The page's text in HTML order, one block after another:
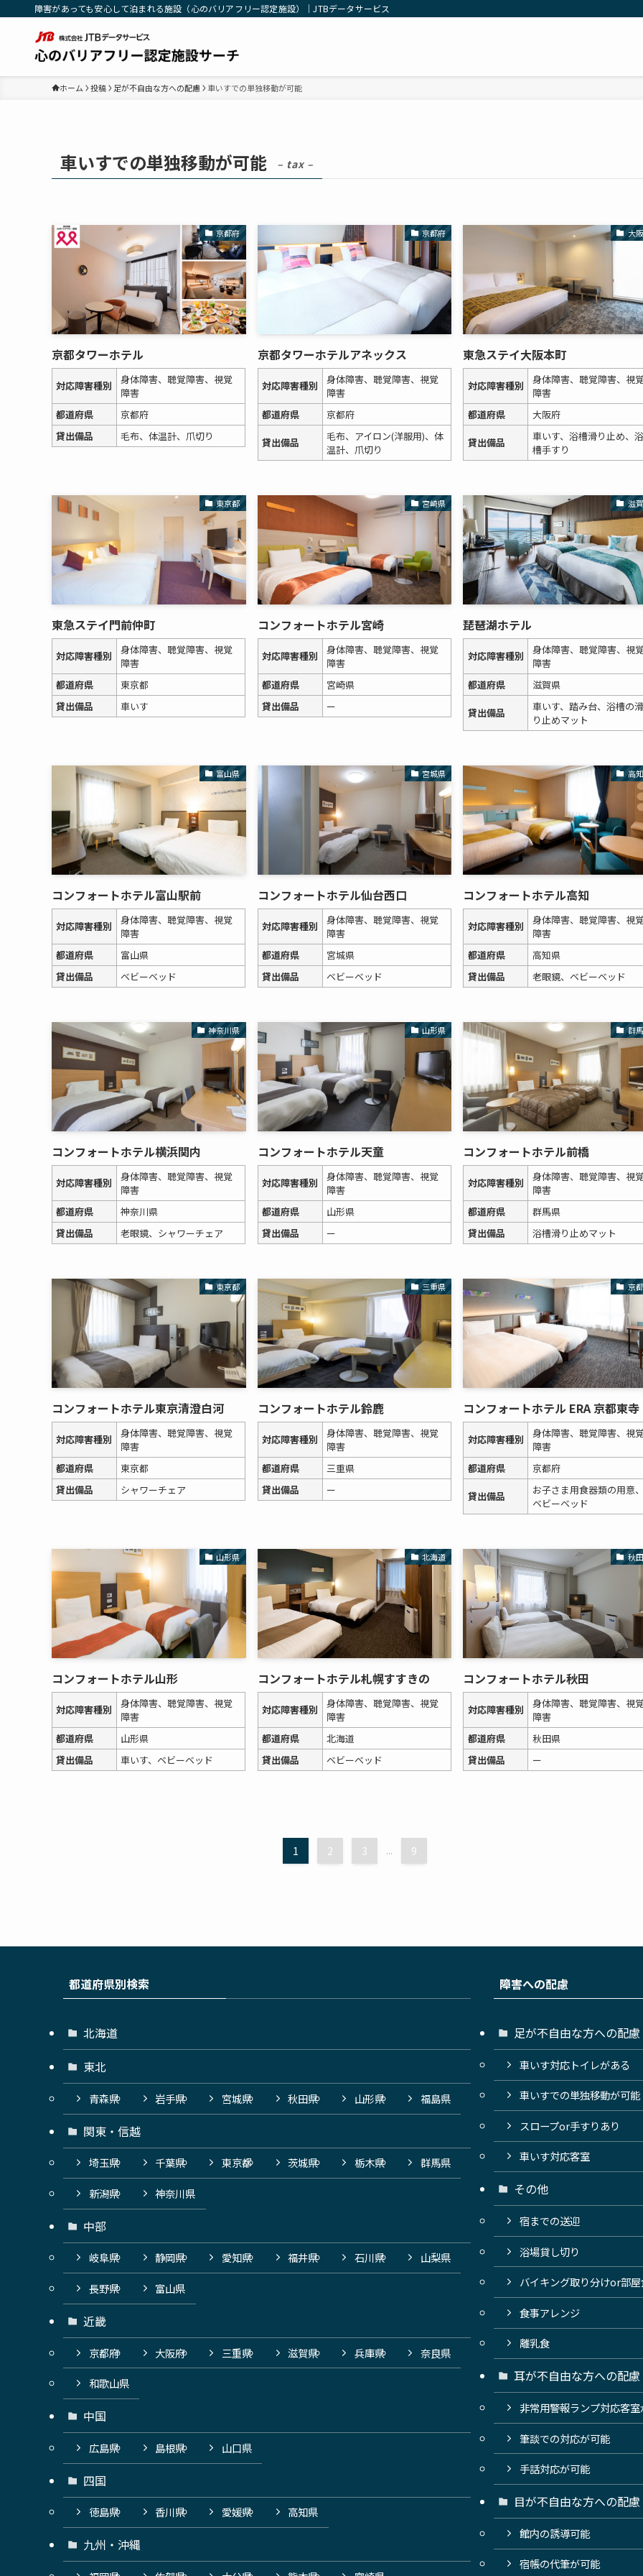
障害があっても安心して泊まれる施設（心のバリアフリー認定施設）｜JTBデータサービス
ホーム 投稿 足が不自由な方への配慮 車いすでの単独移動が可能
車いすでの単独移動が可能 – tax –
京都府
京都タワーホテル
対応障害種別
身体障害、聴覚障害、視覚
障害
都道府県
京都府
貸出備品
毛布、体温計、爪切り
京都府
京都タワーホテルアネックス
対応障害種別
身体障害、聴覚障害、視覚
障害
都道府県
京都府
貸出備品
毛布、アイロン(洋服用)、体
温計、爪切り
大
東急ステイ大阪本町
対応障害種別
身体障害、聴覚障害、視
障害
都道府県
大阪府
貸出備品
車いす、浴槽滑り止め、浴
槽手すり
東京都
東急ステイ門前仲町
対応障害種別
身体障害、聴覚障害、視覚
障害
都道府県
東京都
貸出備品
車いす
宮崎県
コンフォートホテル宮崎
対応障害種別
身体障害、聴覚障害、視覚
障害
都道府県
宮崎県
貸出備品
ー
滋
琵琶湖ホテル
対応障害種別
身体障害、聴覚障害、視
障害
都道府県
滋賀県
貸出備品
車いす、踏み台、浴槽の滑
り止めマット
富山県
コンフォートホテル富山駅前
対応障害種別
身体障害、聴覚障害、視覚
障害
都道府県
富山県
貸出備品
ベビーベッド
宮城県
コンフォートホテル仙台西口
対応障害種別
身体障害、聴覚障害、視覚
障害
都道府県
宮城県
貸出備品
ベビーベッド
高
コンフォートホテル高知
対応障害種別
身体障害、聴覚障害、視
障害
都道府県
高知県
貸出備品
老眼鏡、ベビーベッド
神奈川県
コンフォートホテル横浜関内
対応障害種別
身体障害、聴覚障害、視覚
障害
都道府県
神奈川県
貸出備品
老眼鏡、シャワーチェア
山形県
コンフォートホテル天童
対応障害種別
身体障害、聴覚障害、視覚
障害
都道府県
山形県
貸出備品
ー
群
コンフォートホテル前橋
対応障害種別
身体障害、聴覚障害、視
障害
都道府県
群馬県
貸出備品
浴槽滑り止めマット
東京都
コンフォートホテル東京清澄白河
対応障害種別
身体障害、聴覚障害、視覚
障害
都道府県
東京都
貸出備品
シャワーチェア
三重県
コンフォートホテル鈴鹿
対応障害種別
身体障害、聴覚障害、視覚
障害
都道府県
三重県
貸出備品
ー
京
コンフォートホテル ERA 京都東寺
対応障害種別
身体障害、聴覚障害、視
障害
都道府県
京都府
貸出備品
お子さま用食器類の用意
ベビーベッド
山形県
コンフォートホテル山形
対応障害種別
身体障害、聴覚障害、視覚
障害
都道府県
山形県
貸出備品
車いす、ベビーベッド
北海道
コンフォートホテル札幌すすきの
対応障害種別
身体障害、聴覚障害、視覚
障害
都道府県
北海道
貸出備品
ベビーベッド
秋
コンフォートホテル秋田
対応障害種別
身体障害、聴覚障害、視
障害
都道府県
秋田県
貸出備品
ー
1 2 3 ... 9
都道府県別検索
北海道
東北
青森県 岩手県 宮城県 秋田県 山形県 福島県
関東・信越
埼玉県 千葉県 東京都 茨城県 栃木県 群馬県
新潟県 神奈川県
中部
岐阜県 静岡県 愛知県 福井県 石川県 山梨県
長野県 富山県
近畿
京都府 大阪府 三重県 滋賀県 兵庫県 奈良県
和歌山県
中国
広島県 島根県 山口県
四国
徳島県 香川県 愛媛県 高知県
九州・沖縄
障害への配慮
足が不自由な方への配慮
車いす対応トイレがある
車いすでの単独移動が可能
スロープor手すりあり
車いす対応客室
その他
宿までの送迎
浴場貸し切り
バイキング取り分けor部
食事アレンジ
離乳食
耳が不自由な方への配慮
非常用警報ランプ対応客
筆談での対応が可能
手話対応が可能
目が不自由な方への配慮
館内の誘導可能
宿帳の代筆が可能